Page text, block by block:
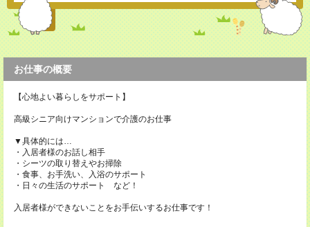
お仕事の概要
【心地よい暮らしをサポート】
高級シニア向けマンションで介護のお仕事
▼具体的には…
・入居者様のお話し相手
・シーツの取り替えやお掃除
・食事、お手洗い、入浴のサポート
・日々の生活のサポート など！
入居者様ができないことをお手伝いするお仕事です！